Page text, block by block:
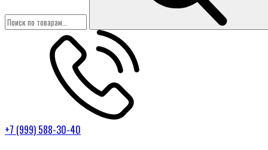
+7 (999) 588-30-40